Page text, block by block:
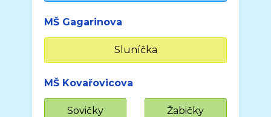
MŠ Gagarinova
Sluníčka
MŠ Kovařovicova
Sovičky Žabičky